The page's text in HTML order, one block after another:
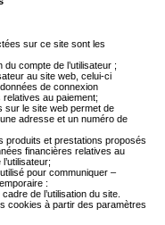
sur ce site sont les
compte de l’utilisateur ;
au site web, celui-ci
de connexion
relatives au paiement;
sur le site web permet de
adresse et un numéro de
produits et prestations proposés
financières relatives au
pour communiquer –
:
de l’utilisation du site.
cookies à partir des paramètres